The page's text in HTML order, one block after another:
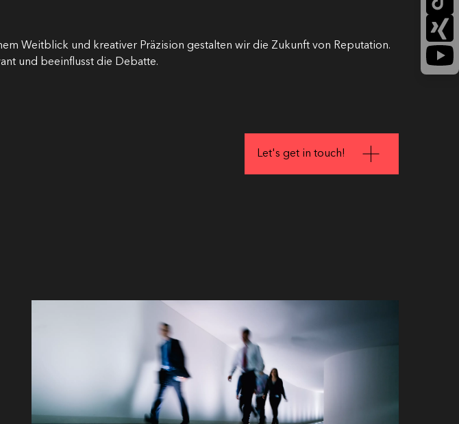
Weitblick und kreativer Präzision gestalten wir die Zukunft von Reputation.
und beeinflusst die Debatte.
Let's get in touch!